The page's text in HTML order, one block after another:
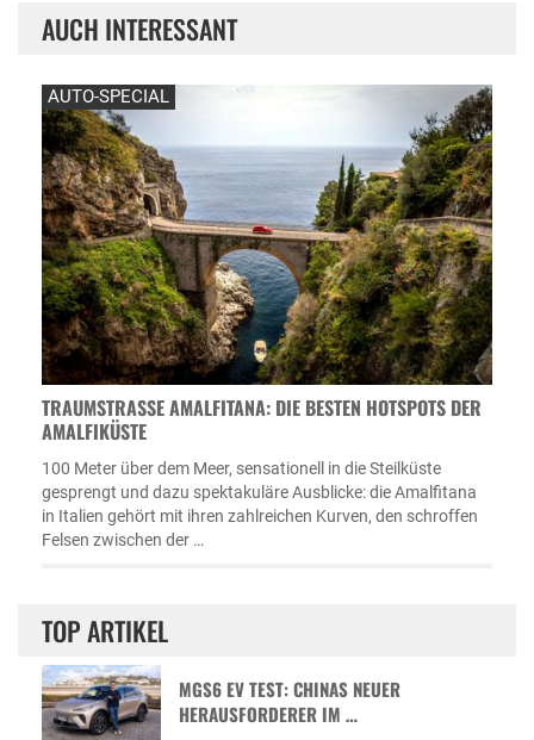
AUCH INTERESSANT
AUTO-SPECIAL
TRAUMSTRASSE AMALFITANA: DIE BESTEN HOTSPOTS DER A
MALFIKÜSTE
100 Meter über dem Meer, sensationell in die Steilküste
gesprengt und dazu spektakuläre Ausblicke: die Amalfitana
in Italien gehört mit ihren zahlreichen Kurven, den schroffen
Felsen zwischen der …
TOP ARTIKEL
MGS6 EV TEST: CHINAS NEUER
HERAUSFORDERER IM …